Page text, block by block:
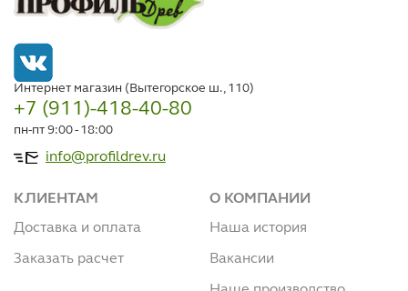
Интернет магазин (Вытегорское ш., 110)
+7 (911)-418-40-80
пн-пт 9:00 - 18:00
info@profildrev.ru
КЛИЕНТАМ
Доставка и оплата
Заказать расчет
О КОМПАНИИ
Наша история
Вакансии